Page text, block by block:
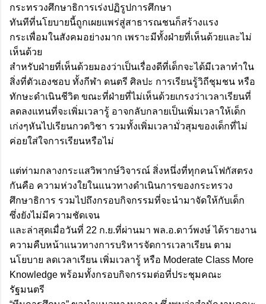
กระทรวงศึกษาธิการเร่งปฏิรูปการศึกษา
ทันทีที่นโยบายนี้ถูกเผยแพร่สู่สาธารณชนก็สร้างแรง
กระเพื่อมในสังคมอย่างมาก เพราะมีทั้งฝ่ายที่เห็นด้วยและไม่
เห็นด้วย
สำหรับฝ่ายที่เห็นด้วยมองว่าเป็นเรื่องดีที่เด็กจะได้มีเวลาทำใน
สิ่งที่ตัวเองชอบ ทั้งกีฬา ดนตรี ศิลปะ การเรียนรู้วิถีชุมชน หรือ
ทักษะดำเนินชีวิต ขณะที่ฝ่ายที่ไม่เห็นด้วยเกรงว่าเวลาเรียนที่
ลดลงแทนที่จะเพิ่มเวลารู้ อาจกลับกลายเป็นเพิ่มเวลาให้เด็ก
เก่งๆหันไปเรียนกวดวิชา รวมทั้งเพิ่มเวลามั่วสุมของเด็กที่ไม่
ค่อยใส่ใจการเรียนหรือไม่
แต่ท่ามกลางกระแสวิพากษ์วิจารณ์ สิ่งหนึ่งที่ทุกคนโฟกัสตรง
กันคือ ความห่วงใยในแนวทางดำเนินการของกระทรวง
ศึกษาธิการ รวมไปถึงกรอบกิจกรรมที่จะนำมาจัดให้กับเด็ก
ซึ่งยังไม่มีความชัดเจน
และล่าสุดเมื่อวันที่ 22 ก.ย.ที่ผ่านมา พล.อ.ดาว์พงษ์ ได้รายงาน
ความคืบหน้าแนวทางการบริหารจัดการเวลาเรียน ตาม
นโยบาย ลดเวลาเรียน เพิ่มเวลารู้ หรือ Moderate Class More
Knowledge พร้อมทั้งกรอบกิจกรรมต่อที่ประชุมคณะ
รัฐมนตรี